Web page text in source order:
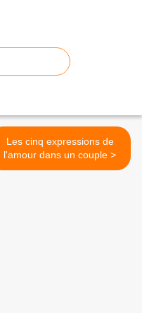
Les cinq expressions de
l'amour dans un couple >